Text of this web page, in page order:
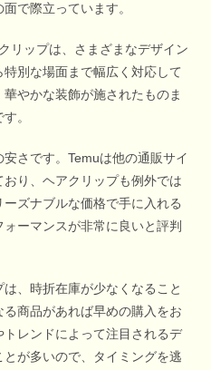
で際立っています。
リップは、さまざまなデザイン
別な場面まで幅広く対応して
やかな装飾が施されたものま
。
さです。Temuは他の通販サイ
り、ヘアクリップも例外では
ズナブルな価格で手に入れる
ーマンスが非常に良いと評判
、時折在庫が少なくなること
商品があれば早めの購入をお
レンドによって注目されるデ
が多いので、タイミングを逃